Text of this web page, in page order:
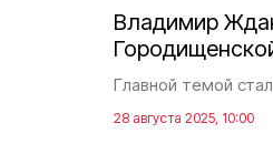
Владимир
Главной темой
28 августа 2025, 10:00